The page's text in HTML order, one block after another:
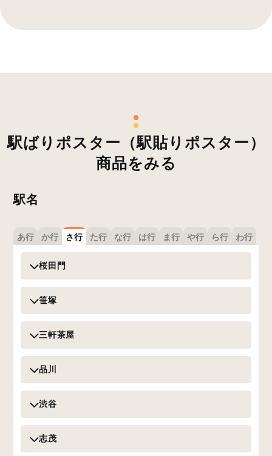
駅ばりポスター（駅貼りポスター）
商品をみる
駅名
あ行 か行 さ行 た行 な行 は行 ま行 や行 ら行 わ行
桜田門
笹塚
三軒茶屋
品川
渋谷
志茂